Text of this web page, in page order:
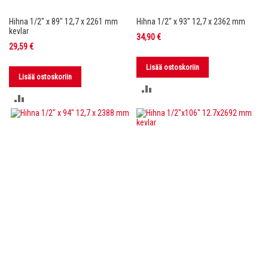
Hihna 1/2" x 89" 12,7 x 2261 mm
kevlar
29,59 €
Lisää ostoskoriin
VERTAILUUN
Hihna 1/2" x 93" 12,7 x 2362 mm
34,90 €
Lisää ostoskoriin
VERTAILUUN